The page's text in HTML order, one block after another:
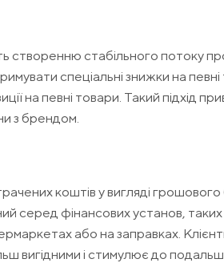
створенню стабільного потоку
спеціальні знижки на
на певні товари. Такий підхід
з брендом.
коштів у вигляді
серед фінансових установ, таких
або на заправках.
вигідними і стимулює до